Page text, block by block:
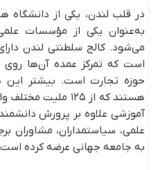
در قلب لندن، یکی از دانشگاه
به‌عنوان یکی از مؤسسات
است که تمرکز عمده آن‌ها روی
حوزه تجارت است. بیشتر این
هستند که از ۱۲۵
آموزشی علاوه بر پرورش
علمی، سیاستمداران، مشاوران
به جامعه جهانی عرضه کرده